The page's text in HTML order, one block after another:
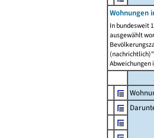
Wohnungen
In bundesweit
ausgewählt
Abweichungen